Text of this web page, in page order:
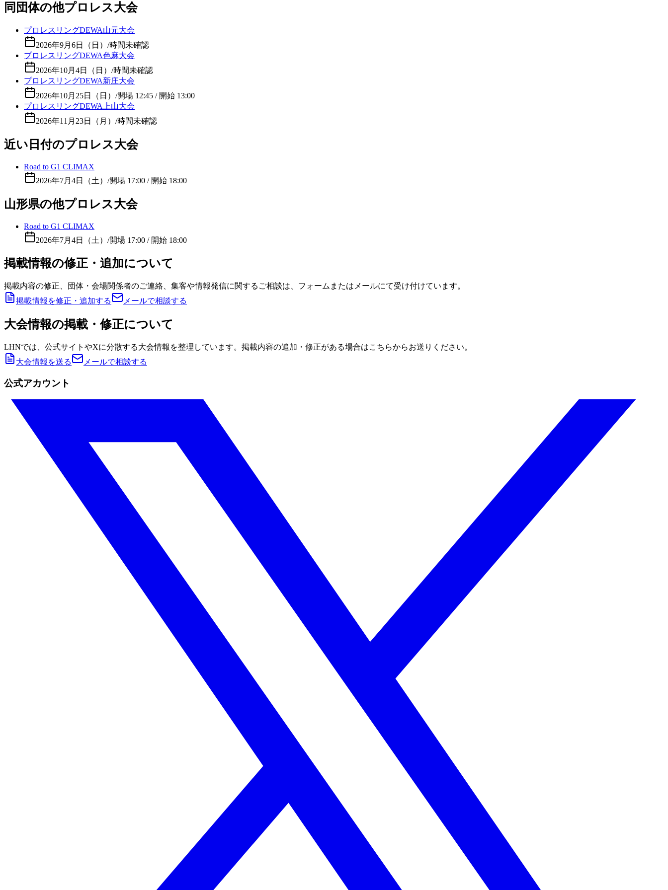
同団体の他プロレス大会
プロレスリングDEWA山元大会
2026年9月6日（日） /時間未確認
プロレスリングDEWA色麻大会
2026年10月4日（日） /時間未確認
プロレスリングDEWA新庄大会
2026年10月25日（日） /開場 12:45 / 開始 13:00
プロレスリングDEWA上山大会
2026年11月23日（月） /時間未確認
近い日付のプロレス大会
Road to G1 CLIMAX
2026年7月4日（土） /開場 17:00 / 開始 18:00
山形県の他プロレス大会
Road to G1 CLIMAX
2026年7月4日（土） /開場 17:00 / 開始 18:00
掲載情報の修正・追加について
掲載内容の修正、団体・会場関係者のご連絡、集客や情報発信に関するご相談は、フォームまたはメールにて受け付けています。
掲載情報を修正・追加する
メールで相談する
大会情報の掲載・修正について
LHNでは、公式サイトやXに分散する大会情報を整理しています。掲載内容の追加・修正がある場合はこちらからお送りください。
大会情報を送る
メールで相談する
公式アカウント